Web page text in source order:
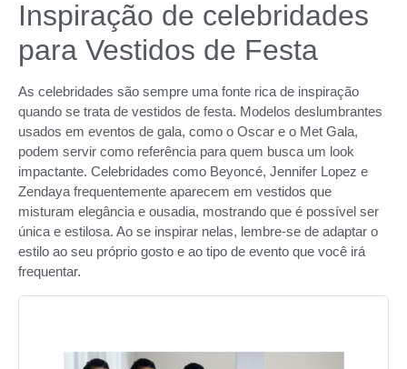
Inspiração de celebridades
para Vestidos de Festa
As celebridades são sempre uma fonte rica de inspiração
quando se trata de vestidos de festa. Modelos deslumbrantes
usados em eventos de gala, como o Oscar e o Met Gala,
podem servir como referência para quem busca um look
impactante. Celebridades como Beyoncé, Jennifer Lopez e
Zendaya frequentemente aparecem em vestidos que
misturam elegância e ousadia, mostrando que é possível ser
única e estilosa. Ao se inspirar nelas, lembre-se de adaptar o
estilo ao seu próprio gosto e ao tipo de evento que você irá
frequentar.